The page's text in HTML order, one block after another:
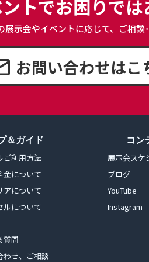
トでお困りでは
示会やイベントに応じて、 ご相談
お問い合わせはこ
＆ガイド
ご利用方法
金について
アについて
ルについて
質問
わせ、ご相談
コン
展示会スケ
ブログ
YouTube
Instagram